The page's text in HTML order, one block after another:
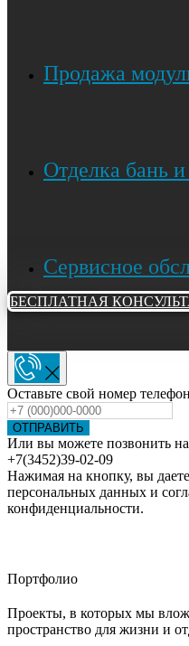
Продажа
Отделка бань
Сервисное
БЕСПЛАТНАЯ
Оставьте свой номер
ОТПРАВИТЬ
Или вы можете позвонить
+7(3452)39-02-09
Нажимая на кнопку, вы
персональных данных и
конфиденциальности.
Портфолио
Проекты, в которых мы
пространство для жизни и